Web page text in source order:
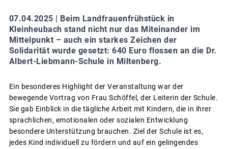
07.04.2025 |
Beim Landfrauenfrühstück in
Kleinheubach stand nicht nur das Miteinander im
Mittelpunkt – auch ein starkes Zeichen der
Solidarität wurde gesetzt: 640 Euro flossen an die Dr.
Albert-Liebmann-Schule in Miltenberg.
Ein besonderes Highlight der Veranstaltung war der
bewegende Vortrag von Frau Schöffel, der Leiterin der Schule.
Sie gab Einblick in die tägliche Arbeit mit Kindern, die in ihrer
sprachlichen, emotionalen oder sozialen Entwicklung
besondere Unterstützung brauchen. Ziel der Schule ist es,
jedes Kind individuell zu fördern und auf ein gelingendes